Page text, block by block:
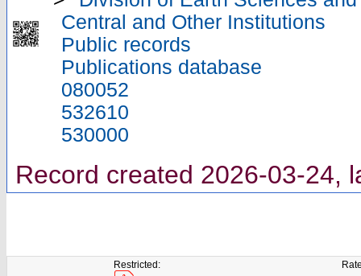
Central and Other Institutions
Public records
Publications database
080052
532610
530000
Record created 2026-03-24,
Restricted: